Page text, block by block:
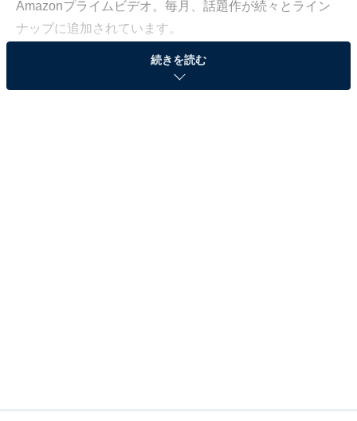
Amazonプライムビデオ。毎月、話題作が続々とライン
ナップに追加されています。
本記事では、Amazonプライムビデオで見放題の作品の
続きを読む